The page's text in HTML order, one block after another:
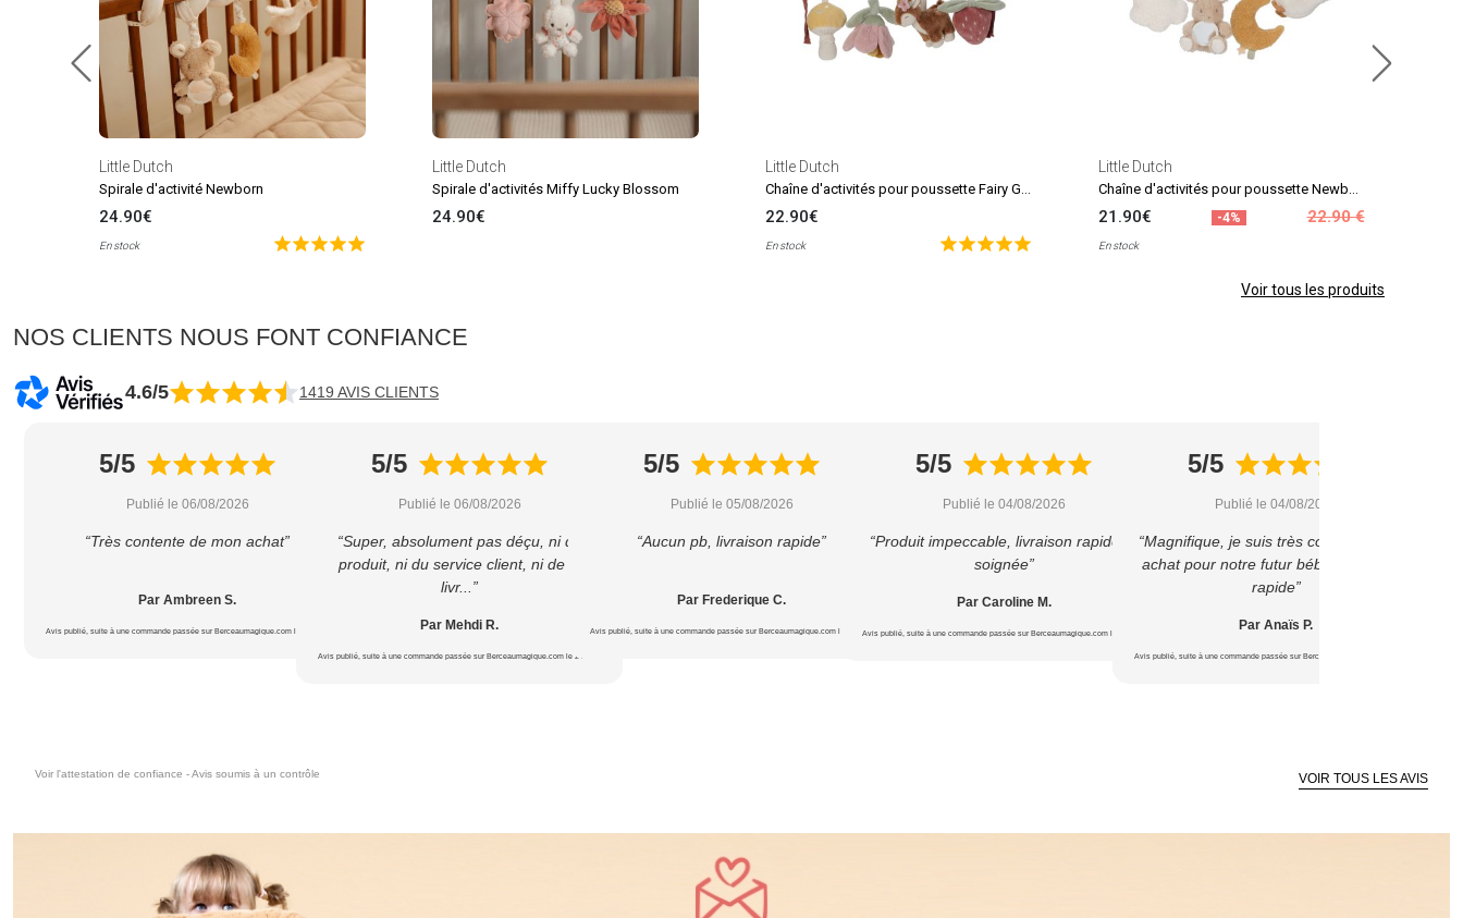
Little Dutch
Spirale d'activité Newborn
24.90€
En stock
Little Dutch
Spirale d'activités Miffy Lucky Blossom
24.90€
Little Dutch
22.90€
En stock
Little Dutch
21.90€ -4% 22.90 €
En stock
Voir tous les produits
NOS CLIENTS NOUS FONT CONFIANCE
4.6/5 1419 AVIS CLIENTS
5/5
Publié le 06/08/2026
“Très contente de mon achat”
Par Ambreen S.
Avis publié, suite à une commande passée sur Berceaumagique.com le 18/07/2026
5/5
Publié le 06/08/2026
“Super, absolument pas déçu, ni du
produit, ni du service client, ni de la
livr...”
Par Mehdi R.
Avis publié, suite à une commande passée sur Berceaumagique.com le 24/07/2026
5/5
Publié le 05/08/2026
“Aucun pb, livraison rapide”
Par Frederique C.
Avis publié, suite à une commande passée sur Berceaumagique.com le 20/07/2026
5/5
Publié le 04/08/2026
“Produit impeccable, livraison rapide et
soignée”
Par Caroline M.
Avis publié, suite à une commande passée sur Berceaumagique.com le 22/07/2026
5/5
Publié le 04/08/2026
“Magnifique, je suis très contente de cet
achat pour notre futur bébé ? Livraison
rapide”
Par Anaïs P.
Avis publié, suite à une commande passée sur Berceaumagique.com le 16/07/2026
Voir l'attestation de confiance - Avis soumis à un contrôle VOIR TOUS LES AVIS